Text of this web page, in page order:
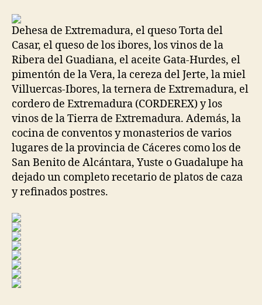
Dehesa de Extremadura, el queso Torta del
Casar, el queso de los ibores, los vinos de la
Ribera del Guadiana, el aceite Gata-Hurdes, el
pimentón de la Vera, la cereza del Jerte, la miel
Villuercas-Ibores, la ternera de Extremadura, el
cordero de Extremadura (CORDEREX) y los
vinos de la Tierra de Extremadura. Además, la
cocina de conventos y monasterios de varios
lugares de la provincia de Cáceres como los de
San Benito de Alcántara, Yuste o Guadalupe ha
dejado un completo recetario de platos de caza
y refinados postres.